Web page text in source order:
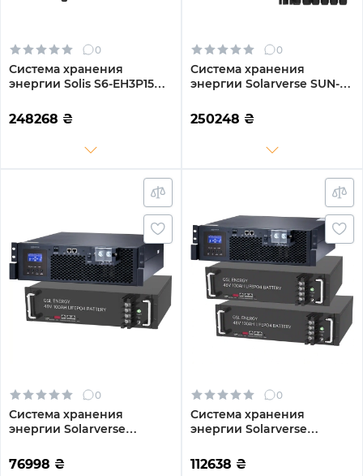
0
Система хранения
энергии Solis S6-EH3P15K-
20.48kWh 4BAT LiFePO4
6000 циклов
248268 ₴
0
Система хранения
энергии Solarverse SUN-
4DY20.48K-LFP-W 14kW
20.48kWh 4BAT LiFePO4
250248 ₴
0
Система хранения
энергии Solarverse
4.8kWh 1BAT LiFePO4 6500
циклов
76998 ₴
0
Система хранения
энергии Solarverse
5 9.6kWh 2BAT LiFePO4
6500 циклов
112638 ₴